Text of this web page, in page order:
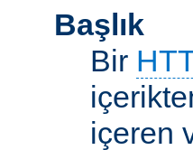
Başlık
Bir
içeren